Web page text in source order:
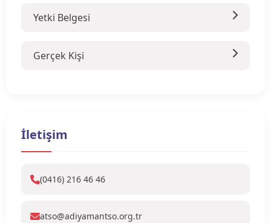
Yetki Belgesi
Gerçek Kişi
İletişim
(0416) 216 46 46
atso@adiyamantso.org.tr